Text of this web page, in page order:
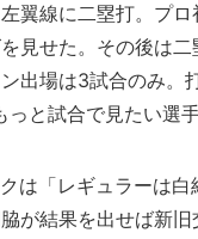
翼線に二塁打。プ
見せた。その後は二
出場は3試合のみ。
と試合で見たい選手
は「レギュラーは白
が結果を出せば新